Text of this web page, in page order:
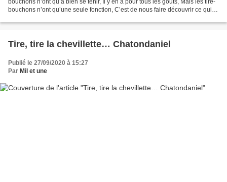
bouchons n’ont qu’à bien se tenir, Il y en a pour tous les gouts, Mais les tire-
bouchons n’ont qu’une seule fonction, C’est de nous faire découvrir ce qui
Tire, tire la chevillette… Chatondaniel
Publié le 27/09/2020 à 15:27
Par Mil et une